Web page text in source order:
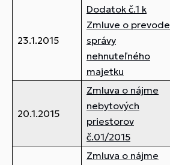
23.1.2015
Dodatok č.1 k
Zmluve o prevode
správy
nehnuteľného
majetku
20.1.2015
Zmluva o nájme
nebytových
priestorov
č.01/2015
Zmluva o nájme